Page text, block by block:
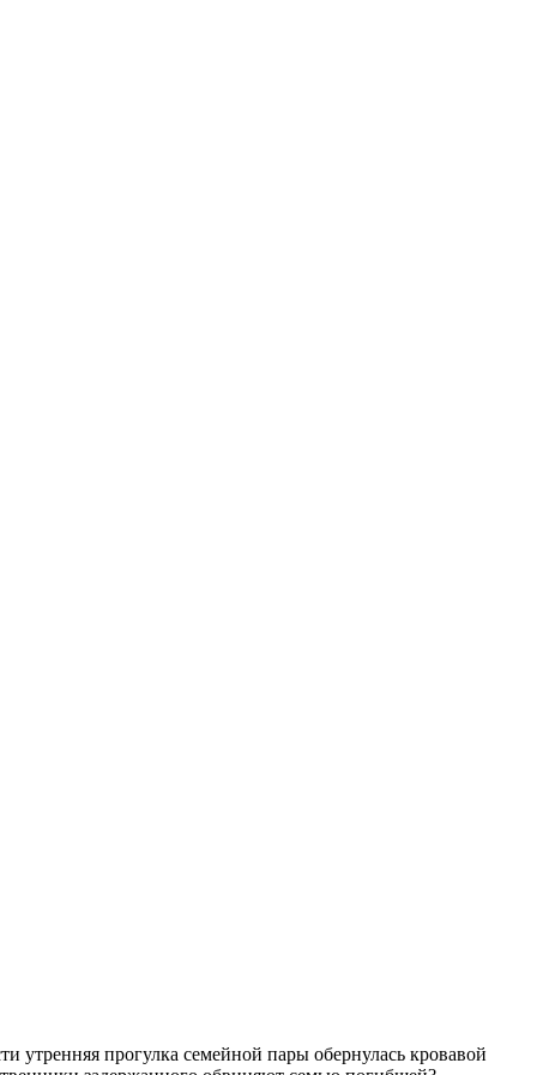
утренняя прогулка семейной пары обернулась кровавой